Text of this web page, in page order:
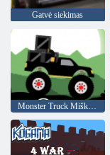
Gatvė siekimas
Monster Truck Miškų Pristatymas